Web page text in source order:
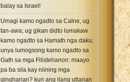
balay sa Israel!
Umagi kamo ngadto sa Calne, ug
tan-awa; ug gikan didto lumakaw
kamo ngadto sa Hamath nga daku;
unya lumogsong kamo ngadto sa
Gath sa mga Filistehanon: maayo
pa ba sila kay niining mga
gingharian? kun ang ilang utlanan